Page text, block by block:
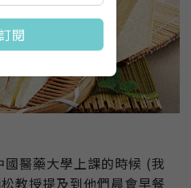
醫藥大學上課的時候 (我
教授提及到他們晨會早餐
訂閱